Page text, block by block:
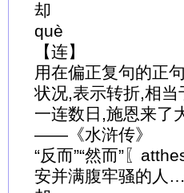
却
què
【连】
用在偏正复句的正
状况,表示转折,相当
一连数日,施恩来了
——《水浒传》
“反而”“然而”〖
安并满腹牢骚的人